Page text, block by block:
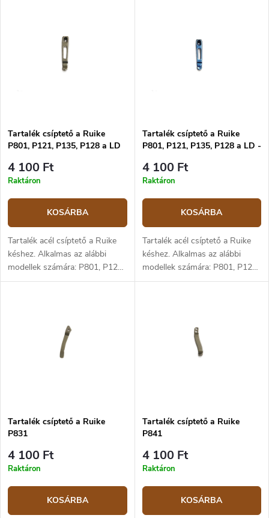
Tartalék csíptető a Ruike
P801, P121, P135, P128 a LD
4 100 Ft
Raktáron
KOSÁRBA
Tartalék acél csíptető a Ruike
késhez. Alkalmas az alábbi
modellek számára: P801, P121,
P135, P128 a LD.
Tartalék csíptető a Ruike
P801, P121, P135, P128 a LD -
4 100 Ft
Raktáron
KOSÁRBA
Tartalék acél csíptető a Ruike
késhez. Alkalmas az alábbi
modellek számára: P801, P121,
P135, P128 a LD. Szín: kék.
Tartalék csíptető a Ruike
P831
4 100 Ft
Raktáron
KOSÁRBA
Tartalék csíptető a Ruike
P841
4 100 Ft
Raktáron
KOSÁRBA